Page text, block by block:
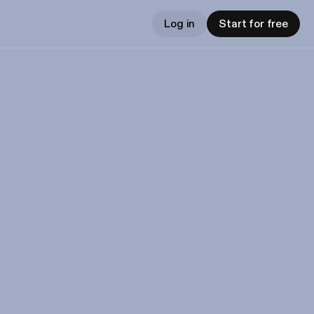
Log in Start for free